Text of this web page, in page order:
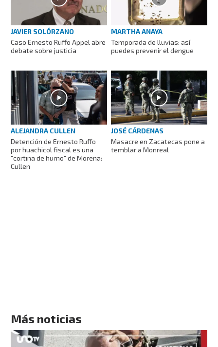
JAVIER SOLÓRZANO
Caso Ernesto Ruffo Appel abre
debate sobre justicia
MARTHA ANAYA
Temporada de lluvias: así
puedes prevenir el dengue
ALEJANDRA CULLEN
Detención de Ernesto Ruffo
por huachicol fiscal es una
"cortina de humo" de Morena:
Cullen
JOSÉ CÁRDENAS
Masacre en Zacatecas pone a
temblar a Monreal
Más noticias